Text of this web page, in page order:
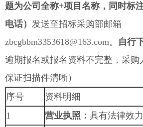
题为公司全称+项目名称，同时标
电话） 发送至招标采购部邮箱
zbcgbbm3353618@163.com。 自行
逾期报名或报名资料不完整，采购
保证扫描件清晰）
序号
资料明细
1
营业执照： 具有法律效